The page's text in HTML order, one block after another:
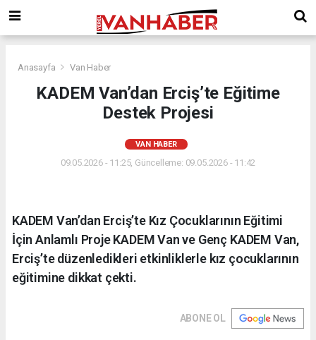
Anasayfa Van Haber
KADEM Van’dan Erciş’te Eğitime
Destek Projesi
VAN HABER
09.05.2026 - 11:25, Güncelleme: 09.05.2026 - 11:42
KADEM Van’dan Erciş’te Kız Çocuklarının Eğitimi
İçin Anlamlı Proje KADEM Van ve Genç KADEM Van,
Erciş’te düzenledikleri etkinliklerle kız çocuklarının
eğitimine dikkat çekti.
ABONE OL